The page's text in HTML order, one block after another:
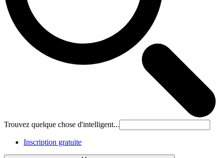
Trouvez quelque chose d'intelligent...
Inscription gratuite